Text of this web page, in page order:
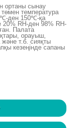
ортаны сынау
төмен температура
ден 150℃-қа
20% RH-ден 98% RH-
Палата
орауыш,
т.б. сияқты
кезеңінде сапаны